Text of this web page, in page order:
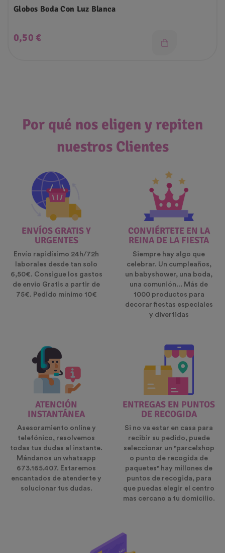
Globos Boda Con Luz Blanca
Precio
0,50 €
Por qué nos eligen y repiten
nuestros Clientes
ENVÍOS GRATIS Y
URGENTES
Envío rapidísimo 24h/72h
laborales desde tan solo
6,50€. Consigue los gastos
de envio Gratis a partir de
75€. Pedido mínimo 10€
CONVIÉRTETE EN LA
REINA DE LA FIESTA
Siempre hay algo que
celebrar. Un cumpleaños,
un babyshower, una boda,
una comunión... Más de
1000 productos para
decorar fiestas especiales
y divertidas
ATENCIÓN
INSTANTÁNEA
Asesoramiento online y
telefónico, resolvemos
todas tus dudas al instante.
Mándanos un whatsapp
673.165.407. Estaremos
encantados de atenderte y
solucionar tus dudas.
ENTREGAS EN PUNTOS
DE RECOGIDA
Si no va estar en casa para
recibir su pedido, puede
seleccionar un "parcelshop
o punto de recogida de
paquetes" hay millones de
puntos de recogida, para
que puedas elegir el centro
mas cercano a tu domicilio.